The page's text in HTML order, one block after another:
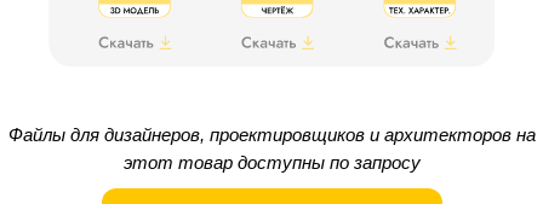
Файлы для дизайнеров, проектировщиков и архитекторов на
этот товар доступны по запросу